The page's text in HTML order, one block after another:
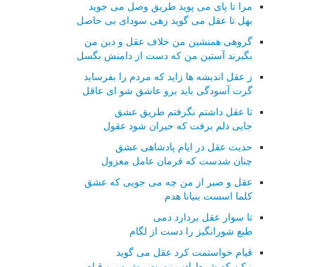
مرا تا پای می پوید طریق وصل می جوید
بهل تا عقل می گوید زهی سودای بی حاصل
گروهی همنشین من خلاف عقل و دین من
بگیرند آستین من که دست از دامنش بگسل
ز عقل اندیشه ها زاید که مردم را بفرساید
گرت آسودگی باید برو عاشق شو ای عاقل
تا عقل داشتم نگرفتم طریق عشق
جایی دلم برفت که حیران شود عقول
حدیث عقل در ایام پادشاهی عشق
چنان شدست که فرمان عامل معزول
عقل و صبر از من چه می جویی که عشق
کلما اسست بنیانا هدم
تا سوار عقل بردارد دمی
طبع شورانگیز را دست از لگام
قیام خواستمت کرد عقل می گوید